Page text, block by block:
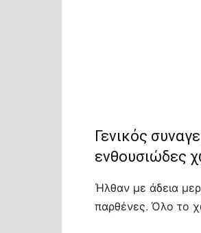
Γενικός
ενθουσιώδες
Ήλθαν με άδεια
παρθένες. Όλο το